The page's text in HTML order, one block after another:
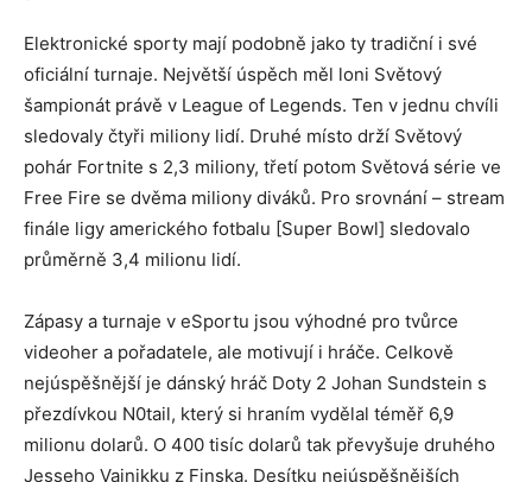
Elektronické sporty mají podobně jako ty tradiční i své
oficiální turnaje. Největší úspěch měl loni Světový
šampionát právě v League of Legends. Ten v jednu chvíli
sledovaly čtyři miliony lidí. Druhé místo drží Světový
pohár Fortnite s 2,3 miliony, třetí potom Světová série ve
Free Fire se dvěma miliony diváků. Pro srovnání – stream
finále ligy amerického fotbalu [Super Bowl] sledovalo
průměrně 3,4 milionu lidí.
Zápasy a turnaje v eSportu jsou výhodné pro tvůrce
videoher a pořadatele, ale motivují i hráče. Celkově
nejúspěšnější je dánský hráč Doty 2 Johan Sundstein s
přezdívkou N0tail, který si hraním vydělal téměř 6,9
milionu dolarů. O 400 tisíc dolarů tak převyšuje druhého
Jesseho Vainikku z Finska. Desítku nejúspěšnějších